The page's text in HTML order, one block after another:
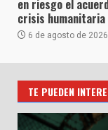
en riesgo el
crisis humanitaria
6 de agosto de 2026
TE PUEDEN